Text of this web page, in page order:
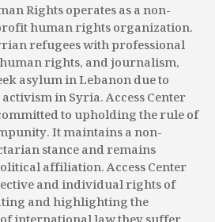
Rights operates as a non-
human rights organization.
refugees with professional
rights, and journalism,
asylum in Lebanon due to
in Syria. Access Center
to upholding the rule of
It maintains a non-
stance and remains
affiliation. Access Center
and individual rights of
and highlighting the